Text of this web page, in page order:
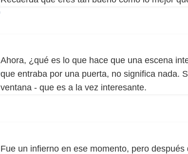
Ahora, ¿qué es lo que hace que una escena
que entraba por una puerta, no significa nada.
ventana - que es a la vez interesante.
Fue un infierno en ese momento, pero